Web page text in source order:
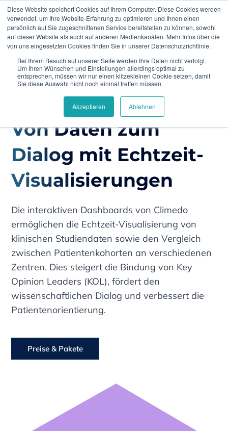
Diese Website speichert Cookies auf Ihrem Computer. Diese Cookies werden
verwendet, um Ihre Website-Erfahrung zu optimieren und Ihnen einen
persönlich auf Sie zugeschnittenen Service bereitstellen zu können, sowohl
auf dieser Website als auch auf anderen Medienkanälen. Mehr Infos über die
von uns eingesetzten Cookies finden Sie in unserer Datenschutzrichtlinie.
Bei Ihrem Besuch auf unserer Seite werden Ihre Daten nicht verfolgt.
Um Ihren Wünschen und Einstellungen allerdings optimal zu
entsprechen, müssen wir nur einen klitzekleinen Cookie setzen, damit
Sie diese Auswahl nicht noch einmal treffen müssen.
Akzeptieren Ablehnen
Home Loesungen
Von Daten zum Dialog mit
Echtzeit-Visualisierungen
Von Daten zum
Dialog mit Echtzeit-
Visualisierungen
Die interaktiven Dashboards von Climedo
ermöglichen die Echtzeit-Visualisierung von
klinischen Studiendaten sowie den Vergleich
zwischen Patientenkohorten an verschiedenen
Zentren. Dies steigert die Bindung von Key
Opinion Leaders (KOL), fördert den
wissenschaftlichen Dialog und verbessert die
Patientenorientierung.
Preise & Pakete